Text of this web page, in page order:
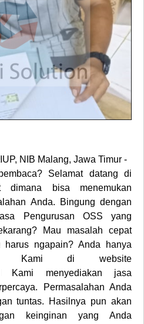
NIB Malang, Jawa Timur -
Selamat datang di
dimana bisa menemukan
Anda. Bingung dengan
Pengurusan OSS yang
Mau masalah cepat
ngapain? Anda hanya
Kami di website
Kami menyediakan jasa
Permasalahan Anda
tuntas. Hasilnya pun akan
keinginan yang Anda